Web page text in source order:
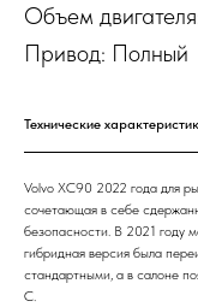
Объем
Привод: Полный
Технические
Volvo XC90 2022 года для
сочетающая в себе
безопасности. В 2021 году
гибридная версия была
стандартными, а в салоне
C.